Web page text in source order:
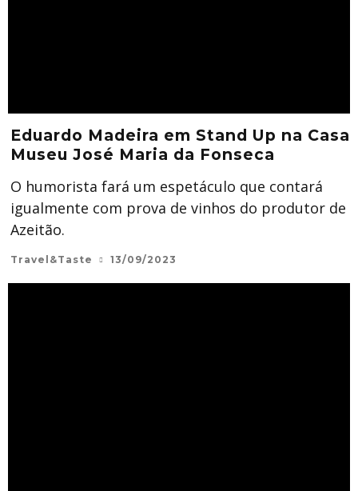
Eduardo Madeira em Stand Up na Casa
Museu José Maria da Fonseca
O humorista fará um espetáculo que contará
igualmente com prova de vinhos do produtor de
Azeitão.
Travel&Taste 13/09/2023